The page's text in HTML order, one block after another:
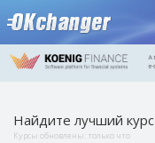
Найдите лучший курс
Курсы обновлены: только что